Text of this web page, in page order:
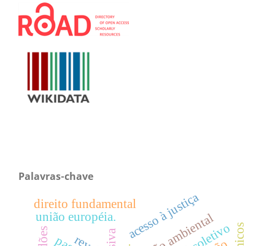
Palavras-chave
união européia. acesso à justiça
direito fundamental